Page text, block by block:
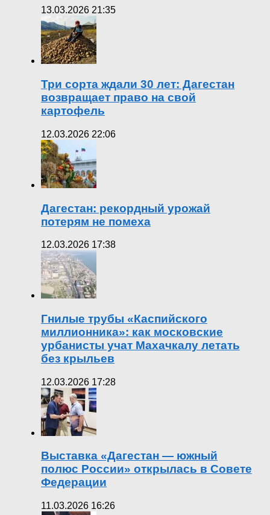
13.03.2026 21:35
Три сорта ждали 30 лет: Дагестан
возвращает право на свой
картофель
12.03.2026 22:06
Дагестан: рекордный урожай
потерям не помеха
12.03.2026 17:38
Гнилые трубы «Каспийского
миллионника»: как московские
урбанисты учат Махачкалу летать
без крыльев
12.03.2026 17:28
Выставка «Дагестан — южный
полюс России» открылась в Совете
Федерации
11.03.2026 16:26